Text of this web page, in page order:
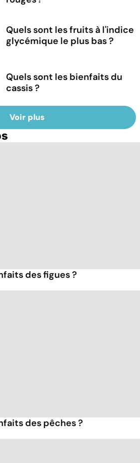
Quels sont les fruits à l'indice
glycémique le plus bas ?
Quels sont les bienfaits du
cassis ?
Voir plus
des figues ?
des pêches ?